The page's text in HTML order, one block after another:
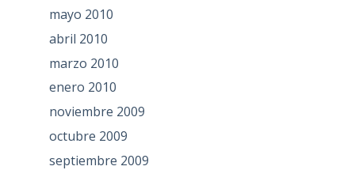
mayo 2010
abril 2010
marzo 2010
enero 2010
noviembre 2009
octubre 2009
septiembre 2009